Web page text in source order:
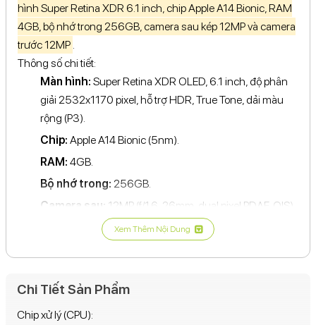
Chi Tiết Sản Phẩm
Chip xử lý (CPU):
hình Super Retina XDR 6.1 inch, chip Apple A14 Bionic, RAM
4GB, bộ nhớ trong 256GB, camera sau kép 12MP và camera
trước 12MP
Thông số chi tiết:
Màn hình: Super Retina XDR OLED, 6.1 inch, độ phân
giải 2532x1170 pixel, hỗ trợ HDR, True Tone, dải màu
rộng (P3).
Chip: Apple A14 Bionic (5nm).
RAM: 4GB.
Bộ nhớ trong: 256GB.
Camera sau: 12MP (f/1.6, 26mm, dual pixel PDAF, OIS)
+ 12MP (f/2.4, 13mm, 120˚, ultra wide).
Pin:Li-Ion, hỗ trợ sạc nhanh 20W, sạc không dây 15W,
Xem Thêm Nội Dung